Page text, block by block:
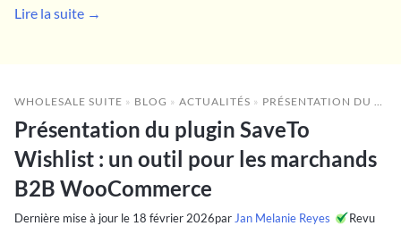
Lire la suite →
WHOLESALE SUITE » BLOG » ACTUALITÉS » PRÉSENTATION DU PLUGIN SAVETO WISHLIST : UN OUTIL POUR LES MARCHANDS B2B WOOCOMMERCE
Présentation du plugin SaveTo
Wishlist : un outil pour les marchands
B2B WooCommerce
Dernière mise à jour le 18 février 2026par Jan Melanie Reyes
Revu